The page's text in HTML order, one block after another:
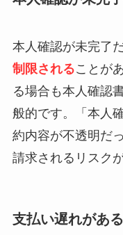
本人確認が未完了
制限されることが
る場合も本人確認
般的です。「本人
約内容が不透明だ
請求されるリスク
支払い遅れがあ